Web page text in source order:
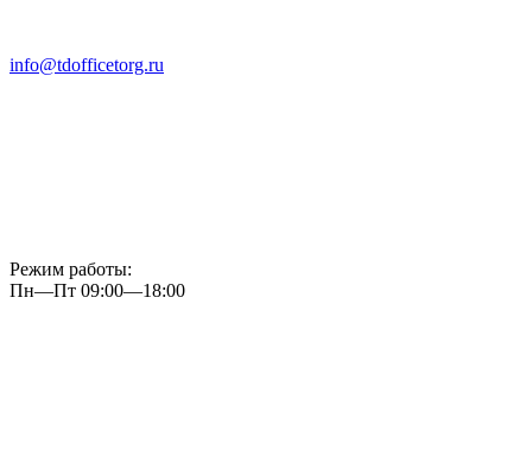
info@tdofficetorg.ru
Режим работы:
Пн—Пт 09:00—18:00